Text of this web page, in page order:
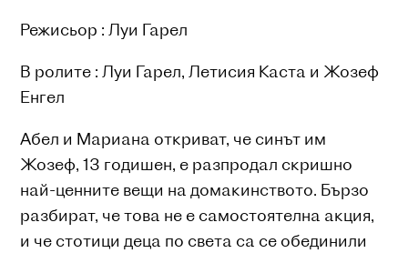
Режисьор : Луи Гарел
В ролите : Луи Гарел, Летисия Каста и Жозеф
Енгел
Aбел и Мариана откриват, че синът им
Жозеф, 13 годишен, е разпродал скришно
най-ценните вещи на домакинството. Бързо
разбират, че това не е самостоятелна акция,
и че стотици деца по света са се обединили